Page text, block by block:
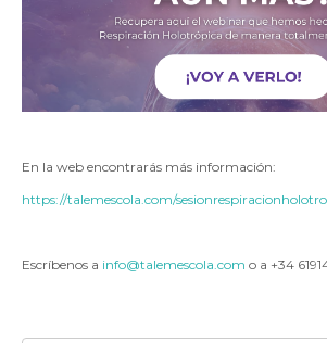
En la web encontrarás más información:
https://talemescola.com/
Escríbenos a info@talemescola.com o a +34